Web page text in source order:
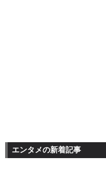
エンタメの新着記事